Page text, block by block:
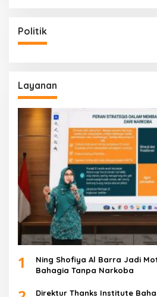
Politik
Layanan
1
Ning Shofiya Al Barra Jadi
Bahagia Tanpa Narkoba
Direktur Thanks Institute